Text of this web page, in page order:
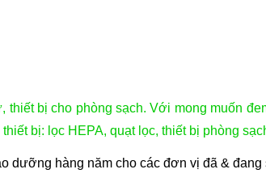
bị cho phòng sạch. Với mong muốn
bị: lọc HEPA, quạt lọc, thiết bị phòng
dưỡng hàng năm cho các đơn vị đã &